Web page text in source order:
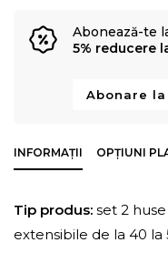
Abonează-te
5% reducere
Abonare
INFORMAȚII OPȚIUNI
Tip produs: set 2
extensibile de la 40 la